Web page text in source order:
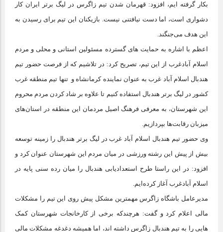
بکار گرفته ایم، افزود: قهرمان شدن تیم زاگرس در لیگ برتر ایران کار
دشواری است، اما دست نیافتنی نیست. بازیکنان این تیم برای رسیدن به
این هدف می‌جنگند.
اعظم با اشاره به حمایت های گسترده مسئولین استانی و محلی و مردم
اسلام آبادغرب از این تیم، تصریح کرد: در تلاشیم که از فرصت حضور تیم
هندبال اسلام آباد غرب به عنوان نماینده کرمانشاه و تنها تیم منطقه غرب
کشور در لیگ برتر هندبال استفاده کنیم تا علاوه بر شاد کردن مردم محروم
این شهرستان، به معرفی فرهنگ اصیل مردمان این منطقه در استان‌های
میزبان رقابت‌ها بپردازیم.
وی حضور تیم هندبال اسلام آباد غرب در لیگ برتر هندبال را زمینه توسعه
بیش از پیش این رشته ورزشی در میان مردم این شهرستان عنوان کرد و
افزود: در این راستا طرح استعدادیابی هندبال را میان رده سنی پایه در
اسلام آبادغرب آغاز کرده‌ایم.
مدیرعامل باشگاه زاگرس مهمترین مشکل پیش روی این تیم را مشکلات
مالی اعلام کرد و گفت: هرچندکه برخی از کارخانجات شهرستان کمک
هایی را به تیم هندبال زاگرس داشته اند، اما همیشه دغدغه مشکلات مالی